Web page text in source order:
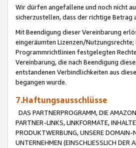
Wir dürfen angefallene und noch nicht
sicherzustellen, dass der richtige
Mit Beendigung dieser Vereinbarung
eingeräumten Lizenzen/
Programmrichtlinien festgelegten
Vereinbarung, die nach Beendigung
entstandenen Verbindlichkeiten aus
begangen wurde.
7.Haftungsausschlüsse
DAS PARTNERPROGRAMM, DIE
PARTNER-LINKS, LINKFORMATE,
PRODUKTWERBUNG, UNSERE DOMAIN-
UNTERNEHMEN (EINSCHLIESSLICH DER